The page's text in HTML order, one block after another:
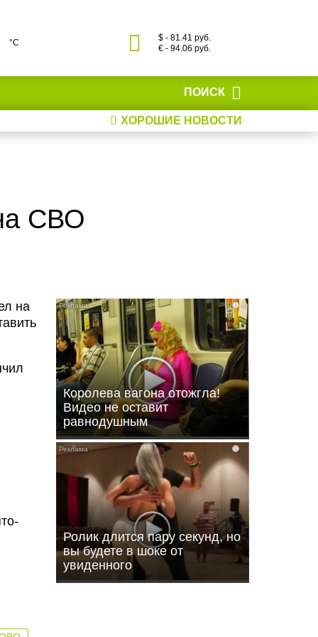
°С
$ - 81.41 руб.
€ - 94.06 руб.
ПОИСК
ХОРОШИЕ НОВОСТИ
СВО
на
i
Королева вагона отожгла!
Видео не оставит
равнодушным
i
Ролик длится пару секунд, но
вы будете в шоке от
увиденного